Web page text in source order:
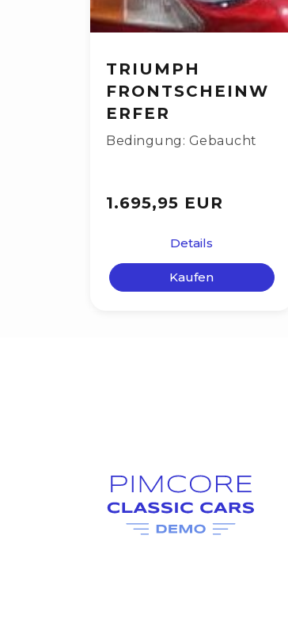
TRIUMPH
FRONTSCHEINW
ERFER
Bedingung: Gebaucht
1.695,95 EUR
Details
Kaufen